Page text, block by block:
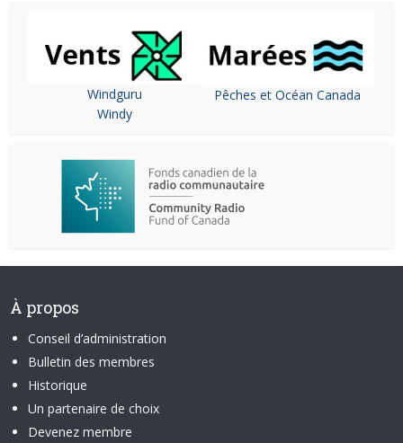
Windguru
Windy
Pêches et Océan Canada
À propos
Conseil d’administration
Bulletin des membres
Historique
Un partenaire de choix
Devenez membre